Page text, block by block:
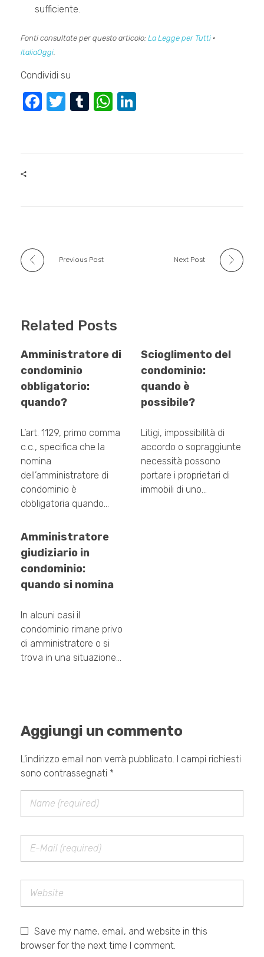
sufficiente.
Fonti consultate per questo articolo: La Legge per Tutti ·
ItaliaOggi
Condividi su
F
e
o
T
er
T
bl
W
s
p
e
Previous Post Next Post
Related Posts
Amministratore di
condominio
obbligatorio:
quando?
L’art. 1129, primo comma
c.c., specifica che la
nomina
dell’amministratore di
condominio è
obbligatoria quando…
Scioglimento del
condominio:
quando è
possibile?
Litigi, impossibilità di
accordo o sopraggiunte
necessità possono
portare i proprietari di
immobili di uno…
Amministratore
giudiziario in
condominio:
quando si nomina
In alcuni casi il
condominio rimane privo
di amministratore o si
trova in una situazione…
Aggiungi un commento
L'indirizzo email non verrà pubblicato. I campi richiesti
sono contrassegnati *
Save my name, email, and website in this
browser for the next time I comment.